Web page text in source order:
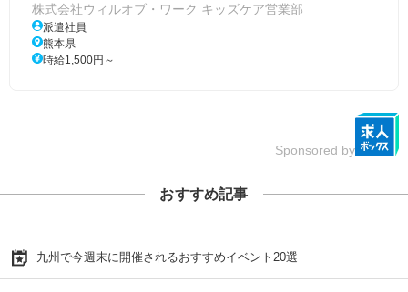
株式会社ウィルオブ・ワーク キッズケア営業部
派遣社員
熊本県
時給1,500円～
Sponsored by
おすすめ記事
九州で今週末に開催されるおすすめイベント20選